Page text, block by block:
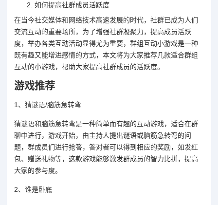
如何提高社群成员活跃度
在当今社交媒体和网络技术高速发展的时代，社群已成为人们
交流互动的重要场所，为了增强社群凝聚力，提高成员活跃
度，举办各类互动活动显得尤为重要，群组互动小游戏是一种
既有趣又能增进感情的方式，本文将为大家推荐几款适合群组
互动的小游戏，帮助大家提高社群成员的活跃度。
游戏推荐
1、猜谜语/脑筋急转弯
猜谜语和脑筋急转弯是一种简单而有趣的互动游戏，适合在群
聊中进行，游戏开始，由主持人提出谜语或脑筋急转弯的问
题，群成员们进行抢答，答对者可以得到相应的奖励，如发红
包、赠送礼物等，这款游戏能够激发群成员的智力比拼，提高
大家的参与度。
2、谁是卧底